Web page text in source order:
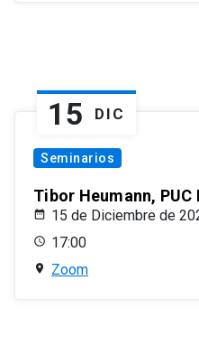
15 DIC
Seminarios
Tibor Heumann, PUC
15 de Diciembre de
17:00
Zoom